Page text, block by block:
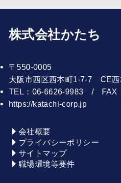
株式会社かたち
〒550-0005
大阪市西区西本町1-7-7 CE西
TEL：06-6626-9983 / FAX
https://katachi-corp.jp
会社概要
プライバシーポリシー
サイトマップ
職場環境等要件